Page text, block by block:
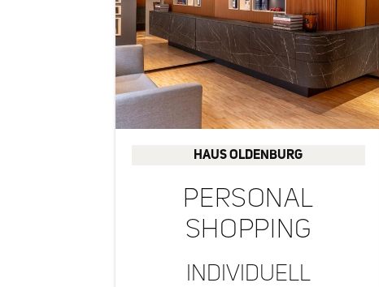
bequeme Passform mit Vielseitigkeit ✔
Unifarbenes, cleanes Design – leicht
kombinierbar mit verschiedenen Outfits
HAUS OLDENBURG
PERSONAL
SHOPPING
INDIVIDUELL